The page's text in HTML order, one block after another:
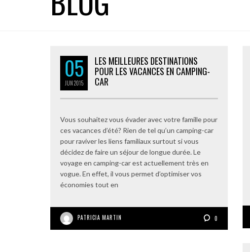
05
JUN2015
LES MEILLEURES DESTINATIONS
POUR LES VACANCES EN CAMPING-
CAR
Vous souhaitez vous évader avec votre famille pour
ces vacances d’été? Rien de tel qu’un camping-car
pour raviver les liens familiaux surtout si vous
décidez de faire un séjour de longue durée. Le
voyage en camping-car est actuellement très en
vogue. En effet, il vous permet d’optimiser vos
économies tout en
PATRICIA MARTIN 0